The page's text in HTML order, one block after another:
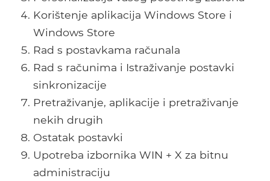
Korištenje aplikacija Windows Store i
Windows Store
Rad s postavkama računala
Rad s računima i Istraživanje postavki
sinkronizacije
Pretraživanje, aplikacije i pretraživanje
nekih drugih
Ostatak postavki
Upotreba izbornika WIN + X za bitnu
administraciju